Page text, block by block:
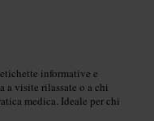
informative e
a visite rilassate o a chi
medica. Ideale per chi